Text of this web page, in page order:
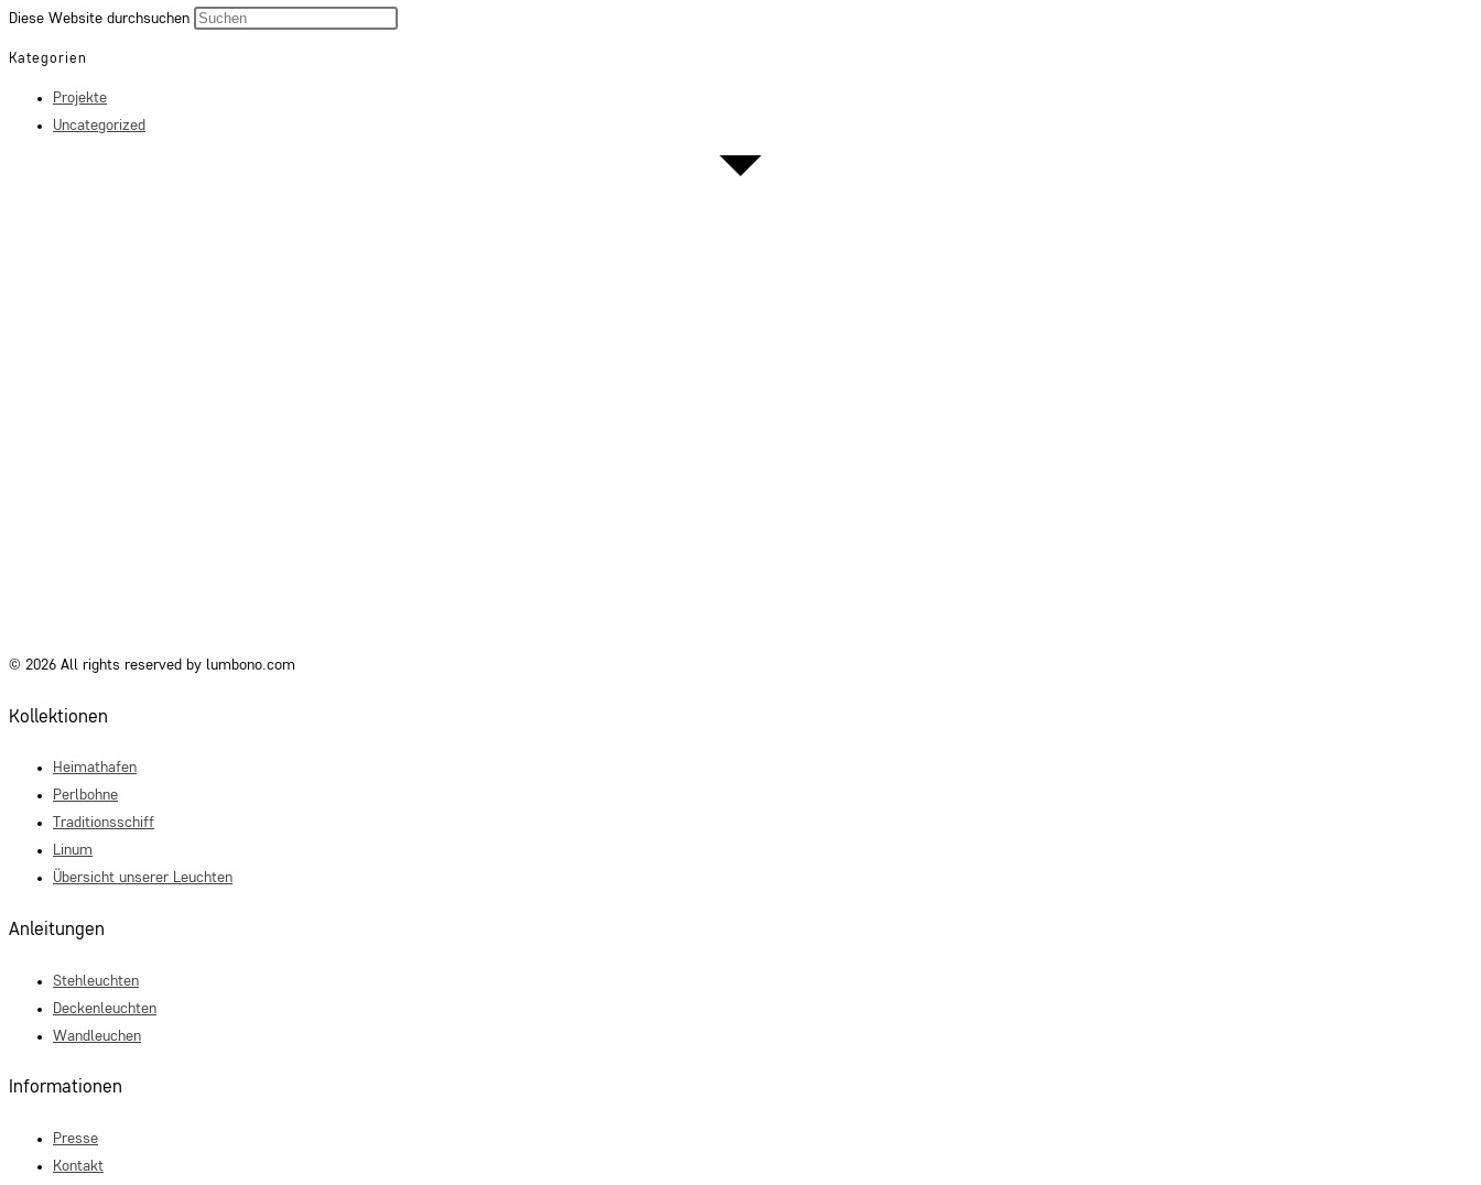
Diese Website durchsuchen
Kategorien
Projekte
Uncategorized
© 2026 All rights reserved by lumbono.com
Kollektionen
Heimathafen
Perlbohne
Traditionsschiff
Linum
Übersicht unserer Leuchten
Anleitungen
Stehleuchten
Deckenleuchten
Wandleuchen
Informationen
Presse
Kontakt